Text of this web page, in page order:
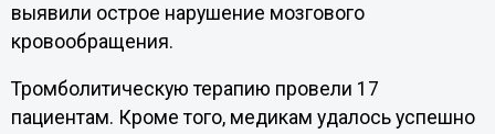
выявили острое нарушение мозгового
кровообращения.
Тромболитическую терапию провели 17
пациентам. Кроме того, медикам удалось успешно